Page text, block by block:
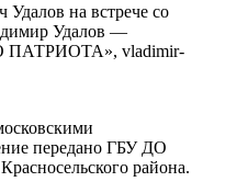
на встрече со
Удалов —
vladimir-
передано ГБУ ДО
района.